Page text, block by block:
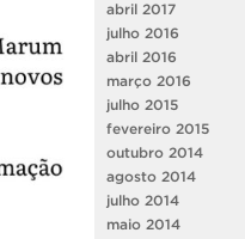
abril 2017
julho 2016
abril 2016
março 2016
julho 2015
fevereiro 2015
outubro 2014
agosto 2014
julho 2014
maio 2014